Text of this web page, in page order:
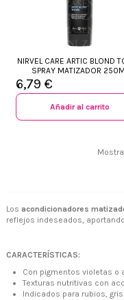
NIRVEL CARE ARTIC BLOND
SPRAY MATIZADOR
6,79 €
Añadir al carrito
Los acondicionadores
reflejos indeseados, aportando
CARACTERÍSTICAS:
Con pigmentos violetas o
Texturas nutritivas con
Indicados para rubios,
+34 601 27 80 18
contacto@zaseni.com